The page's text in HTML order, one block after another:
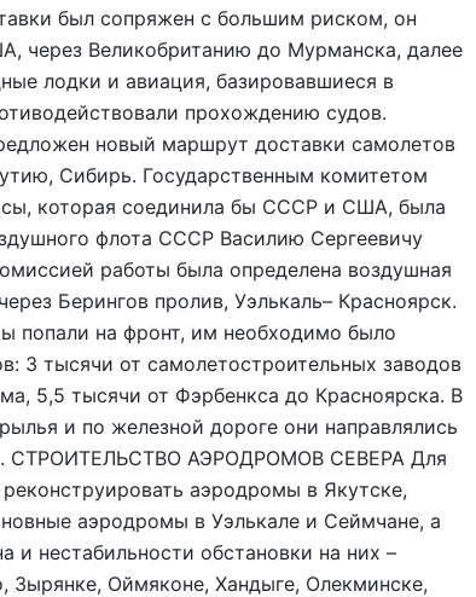
был сопряжен с большим риском, он
через Великобританию до Мурманска, далее
лодки и авиация, базировавшиеся в
прохождению судов.
новый маршрут доставки самолетов
Сибирь. Государственным комитетом
которая соединила бы СССР и США, была
флота СССР Василию Сергеевичу
работы была определена воздушная
Берингов пролив, Уэлькаль– Красноярск.
попали на фронт, им необходимо было
3 тысячи от самолетостроительных заводов
5,5 тысячи от Фэрбенкса до Красноярска. В
и по железной дороге они направлялись
СТРОИТЕЛЬСТВО АЭРОДРОМОВ СЕВЕРА Для
аэродромы в Якутске,
аэродромы в Уэлькале и Сеймчане, а
и нестабильности обстановки на них –
Оймяконе, Хандыге, Олекминске,